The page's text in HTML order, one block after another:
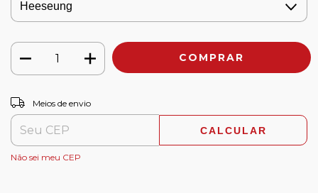
Entregas para o CEP:
Meios de envio
CALCULAR
Não sei meu CEP